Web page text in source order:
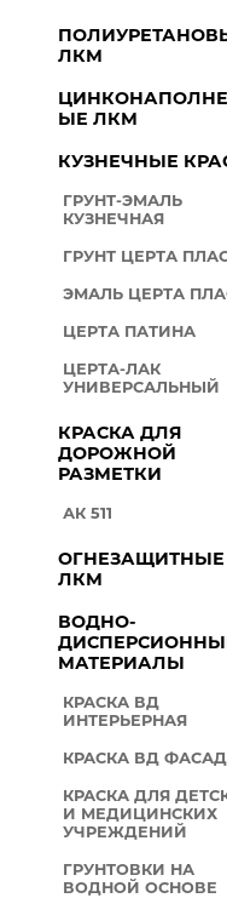
ЛКМ
ЫЕ ЛКМ
КУЗНЕЧНЫЕ
ГРУНТ-ЭМАЛЬ
КУЗНЕЧНАЯ
ГРУНТ ЦЕРТА
ЭМАЛЬ ЦЕРТА
ЦЕРТА ПАТИНА
ЦЕРТА-ЛАК
УНИВЕРСАЛЬНЫЙ
КРАСКА ДЛЯ
ДОРОЖНОЙ
РАЗМЕТКИ
АК 511
ОГНЕЗАЩИТНЫЕ
ЛКМ
ВОДНО-
МАТЕРИАЛЫ
КРАСКА ВД
ИНТЕРЬЕРНАЯ
КРАСКА ВД
КРАСКА ДЛЯ
И МЕДИЦИНСКИХ
УЧРЕЖДЕНИЙ
ГРУНТОВКИ НА
ВОДНОЙ ОСНОВЕ